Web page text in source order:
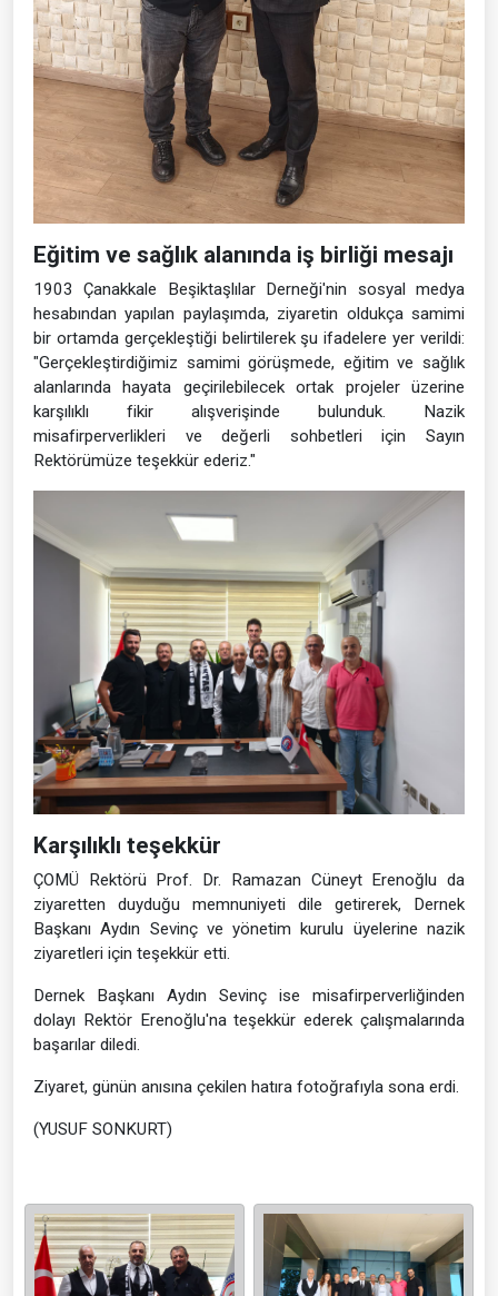
Eğitim ve sağlık alanında iş birliği mesajı
1903 Çanakkale Beşiktaşlılar Derneği'nin sosyal medya
hesabından yapılan paylaşımda, ziyaretin oldukça samimi
bir ortamda gerçekleştiği belirtilerek şu ifadelere yer verildi:
"Gerçekleştirdiğimiz samimi görüşmede, eğitim ve sağlık
alanlarında hayata geçirilebilecek ortak projeler üzerine
karşılıklı fikir alışverişinde bulunduk. Nazik
misafirperverlikleri ve değerli sohbetleri için Sayın
Rektörümüze teşekkür ederiz."
Karşılıklı teşekkür
ÇOMÜ Rektörü Prof. Dr. Ramazan Cüneyt Erenoğlu da
ziyaretten duyduğu memnuniyeti dile getirerek, Dernek
Başkanı Aydın Sevinç ve yönetim kurulu üyelerine nazik
ziyaretleri için teşekkür etti.
Dernek Başkanı Aydın Sevinç ise misafirperverliğinden
dolayı Rektör Erenoğlu'na teşekkür ederek çalışmalarında
başarılar diledi.
Ziyaret, günün anısına çekilen hatıra fotoğrafıyla sona erdi.
(YUSUF SONKURT)